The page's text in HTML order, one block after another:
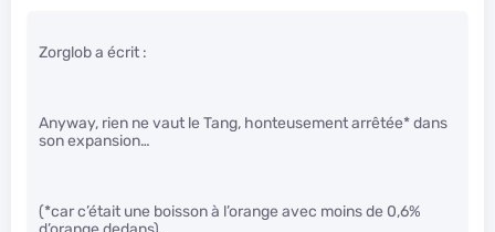
Zorglob a écrit :
Anyway, rien ne vaut le Tang, honteusement arrêtée* dans
son expansion…
(*car c’était une boisson à l’orange avec moins de 0,6%